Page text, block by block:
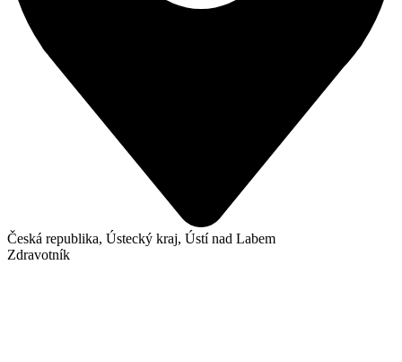
Česká republika, Ústecký kraj, Ústí nad Labem
Zdravotník